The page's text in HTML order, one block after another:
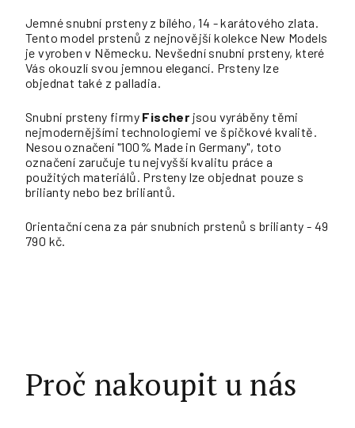
Jemné snubní prsteny z bílého, 14 - karátového zlata.
Tento model prstenů z nejnovější kolekce New Models
je vyroben v Německu. Nevšední snubní prsteny, které
Vás okouzlí svou jemnou elegancí. Prsteny lze
objednat také z palladia.
Snubní prsteny firmy Fischer jsou vyráběny těmi
nejmodernějšími technologiemi ve špičkové kvalitě.
Nesou označení "100% Made in Germany", toto
označení zaručuje tu nejvyšší kvalitu práce a
použitých materiálů. Prsteny lze objednat pouze s
brilianty nebo bez briliantů.
Orientační cena za pár snubních prstenů s brilianty - 49
790 kč.
Proč nakoupit u nás